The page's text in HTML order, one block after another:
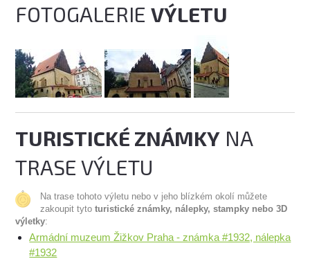
FOTOGALERIEVÝLETU
TURISTICKÉ ZNÁMKY NA
TRASE VÝLETU
Na trase tohoto výletu nebo v jeho blízkém okolí můžete
zakoupit tytoturistické známky, nálepky, stampky nebo 3D
výletky:
Armádní muzeum Žižkov Praha - známka #1932, nálepka
#1932